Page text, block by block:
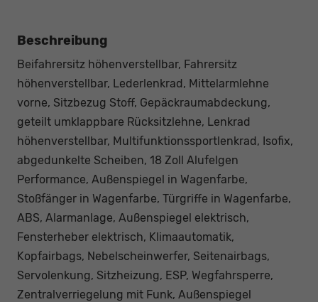
Beschreibung
Beifahrersitz höhenverstellbar, Fahrersitz
höhenverstellbar, Lederlenkrad, Mittelarmlehne
vorne, Sitzbezug Stoff, Gepäckraumabdeckung,
geteilt umklappbare Rücksitzlehne, Lenkrad
höhenverstellbar, Multifunktionssportlenkrad, Isofix,
abgedunkelte Scheiben, 18 Zoll Alufelgen
Performance, Außenspiegel in Wagenfarbe,
Stoßfänger in Wagenfarbe, Türgriffe in Wagenfarbe,
ABS, Alarmanlage, Außenspiegel elektrisch,
Fensterheber elektrisch, Klimaautomatik,
Kopfairbags, Nebelscheinwerfer, Seitenairbags,
Servolenkung, Sitzheizung, ESP, Wegfahrsperre,
Zentralverriegelung mit Funk, Außenspiegel